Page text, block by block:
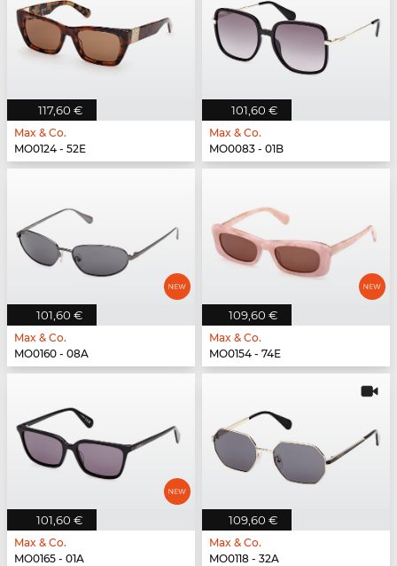
117,60 €
Max & Co.
MO0124 - 52E
101,60 €
Max & Co.
MO0083 - 01B
101,60 €
Max & Co.
MO0160 - 08A
109,60 €
Max & Co.
MO0154 - 74E
101,60 €
Max & Co.
MO0165 - 01A
109,60 €
Max & Co.
MO0118 - 32A